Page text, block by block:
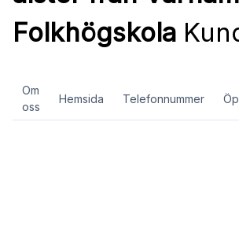
Folkhögskola
Om
oss
Hemsida Telefonnummer